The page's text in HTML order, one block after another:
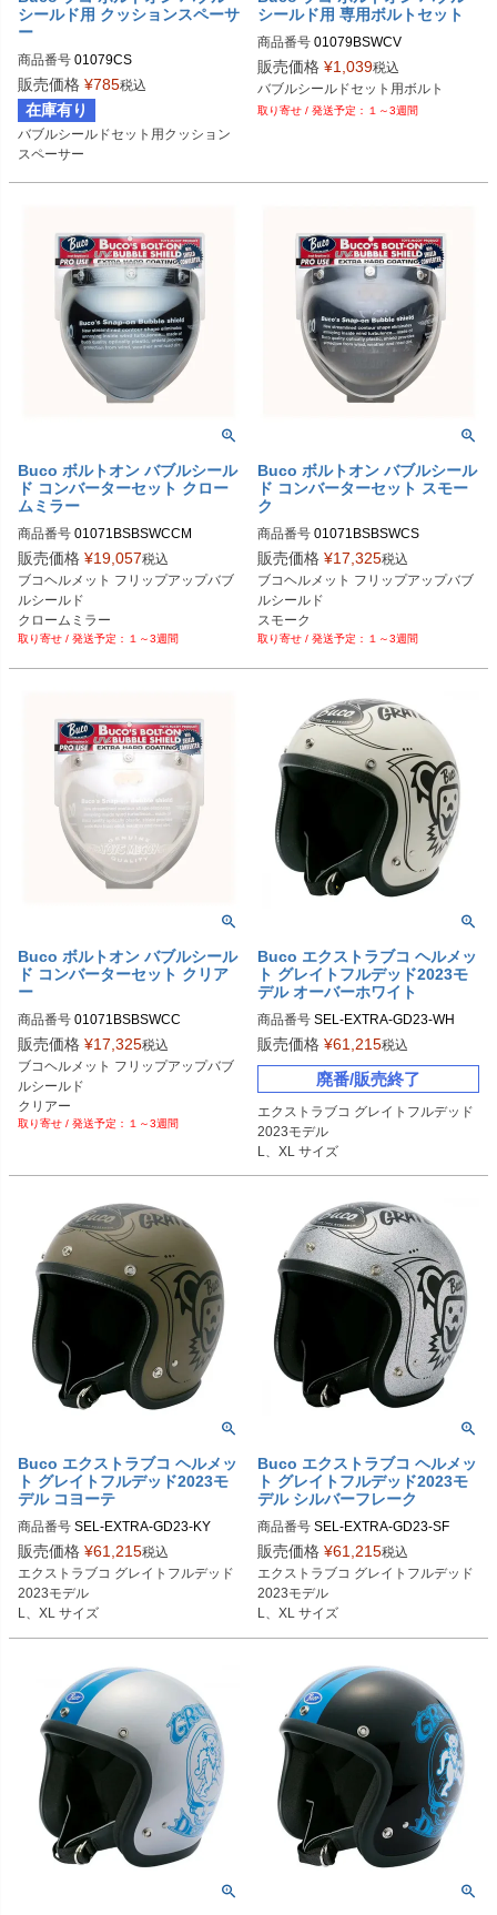
シールド用 クッションスペーサ
ー
商品番号 01079CS
Buco（ブコ）
販売価格 ¥785税込
在庫有り
バブルシールドセット用クッション
スペーサー
シールド用 専用ボルトセット
商品番号 01079BSWCV
Buco（ブコ）
販売価格 ¥1,039税込
バブルシールドセット用ボルト
１～3週間
Buco ボルトオン バブルシール
ド コンバーターセット クロー
ムミラー
商品番号 01071BSBSWCCM
Buco（ブコ）
販売価格 ¥19,057税込
ブコヘルメット フリップアップバブ
ルシールド
クロームミラー
１～3週間
Buco ボルトオン バブルシール
ド コンバーターセット スモー
ク
商品番号 01071BSBSWCS
Buco（ブコ）
販売価格 ¥17,325税込
ブコヘルメット フリップアップバブ
ルシールド
スモーク
１～3週間
Buco ボルトオン バブルシール
ド コンバーターセット クリア
ー
商品番号 01071BSBSWCC
Buco（ブコ）
販売価格 ¥17,325税込
ブコヘルメット フリップアップバブ
ルシールド
クリアー
１～3週間
Buco エクストラブコ ヘルメッ
ト グレイトフルデッド2023モ
デル オーバーホワイト
商品番号 SEL-EXTRA-GD23-WH
D3016
Buco（ブコ）
販売価格 ¥61,215税込
廃番/販売終了
エクストラブコ グレイトフルデッド
2023モデル
L、XL サイズ
Buco エクストラブコ ヘルメッ
ト グレイトフルデッド2023モ
デル コヨーテ
商品番号 SEL-EXTRA-GD23-KY
Lサイズ商品コード：0107EBCGFD3
CY5
XLサイズ商品コード：0107EBCGF
Buco（ブコ）
販売価格 ¥61,215税込
エクストラブコ グレイトフルデッド
2023モデル
L、XL サイズ
Buco エクストラブコ ヘルメッ
ト グレイトフルデッド2023モ
デル シルバーフレーク
商品番号 SEL-EXTRA-GD23-SF
Lサイズ商品コード：0107EBCGFD3
085
XLサイズ商品コード：0107EBCGF
Buco（ブコ）
販売価格 ¥61,215税込
エクストラブコ グレイトフルデッド
2023モデル
L、XL サイズ